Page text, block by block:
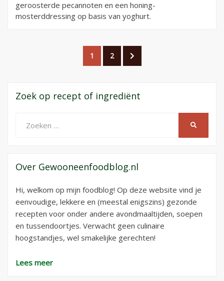
geroosterde pecannoten en een honing-
mosterddressing op basis van yoghurt.
BerichtnavigatiePAGINA
1 PAGINA
2
VOLGENDE
PAGINA
Zoek op recept of ingrediënt
naar:
Over Gewooneenfoodblog.nl
Hi, welkom op mijn foodblog! Op deze website vind je
eenvoudige, lekkere en (meestal enigszins) gezonde
recepten voor onder andere avondmaaltijden, soepen
en tussendoortjes. Verwacht geen culinaire
hoogstandjes, wel smakelijke gerechten!
Lees meer